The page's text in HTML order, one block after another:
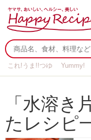
これ!うま!!つゆ Yummy!
「水溶き
たレシピ